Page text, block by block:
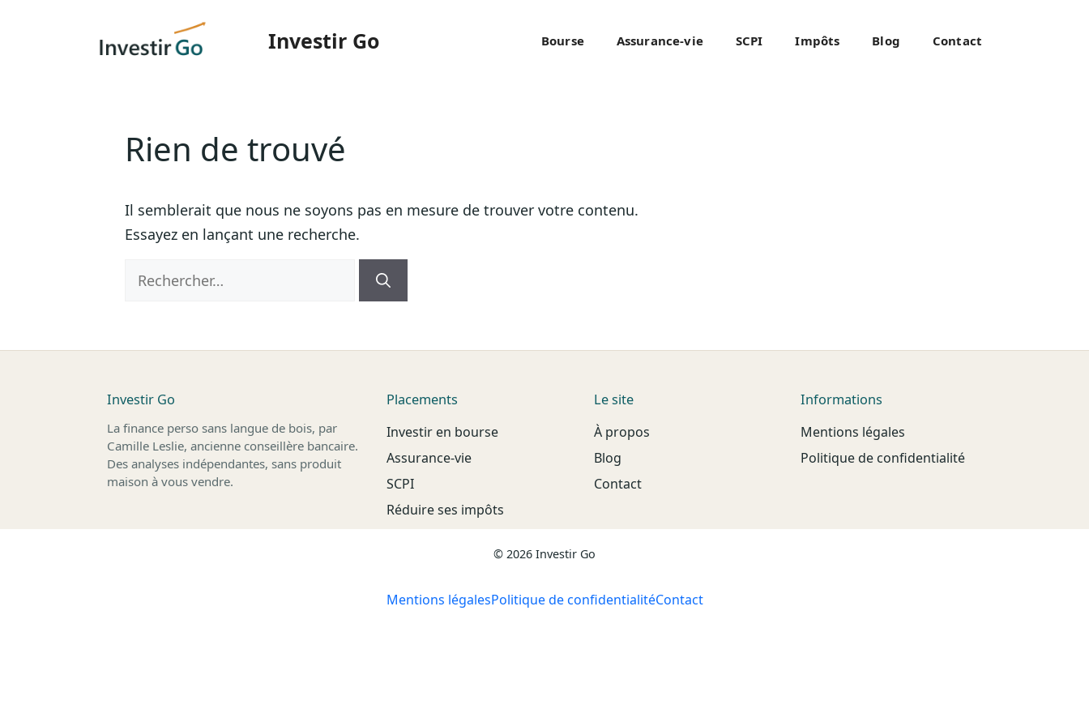
Investir Go Bourse Assurance-vie SCPI Impôts Blog Contact
Rien de trouvé
Il semblerait que nous ne soyons pas en mesure de trouver votre contenu.
Essayez en lançant une recherche.
Rechercher :
Investir Go
La finance perso sans langue de bois, par
Camille Leslie, ancienne conseillère bancaire.
Des analyses indépendantes, sans produit
maison à vous vendre.
Placements
Investir en bourse
Assurance-vie
SCPI
Réduire ses impôts
Le site
À propos
Blog
Contact
Informations
Mentions légales
Politique de confidentialité
© 2026 Investir Go
Mentions légalesPolitique de confidentialitéContact